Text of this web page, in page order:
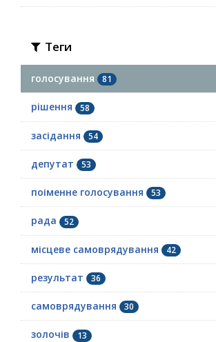
Теги
голосування 81
рішення 58
засідання 54
депутат 53
поіменне голосування 53
рада 52
місцеве самоврядування 42
результат 36
самоврядування 30
золочів 13